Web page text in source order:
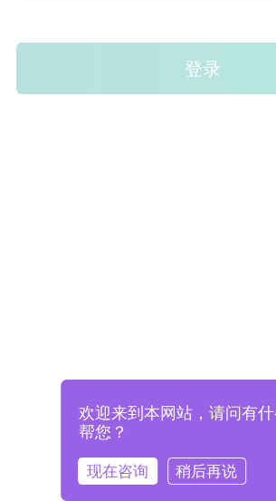
登录
登录即表示已阅读并同意《格兰德官网
欢迎来到本网站，请问有
帮您？
现在咨询 稍后再说